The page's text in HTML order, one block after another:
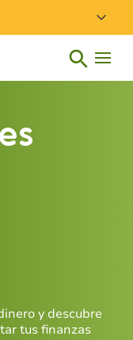
y descubre
tus finanzas